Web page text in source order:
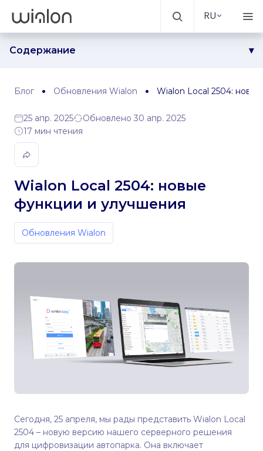
RU
Содержание
Диагностика телематического оборудования
Автоматическое создание популярных датчиков
Отчеты
Фильтр для исключения выбросов координат из расчета
пробега
Улучшения настроек топлива
Улучшения карт
Улучшения работы с данными в реальном времени
Улучшения интерфейса: обновленная всплывающая
Интеграции
Блог Обновления Wialon Wialon Local 2504:
25 апр. 2025
Обновлено 30 апр. 2025
17 мин чтения
Wialon Local 2504: новые
функции и улучшения
Обновления Wialon
Сегодня, 25 апреля, мы рады представить Wialon Local
2504 – новую версию нашего серверного решения
для цифровизации автопарка. Она включает